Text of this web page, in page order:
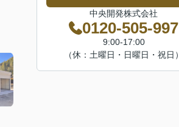
中央開発株式会社
0120-505-997
9:00-17:00
（休：土曜日・日曜日・祝日）